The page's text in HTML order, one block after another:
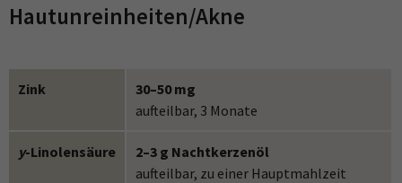
Hautunreinheiten/Akne
Zink
30–50 mg
aufteilbar, 3 Monate
y-Linolensäure
2–3 g Nachtkerzenöl
aufteilbar, zu einer Hauptmahlzeit